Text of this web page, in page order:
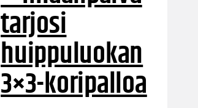
tarjosi
huippuluokan
3×3-koripalloa